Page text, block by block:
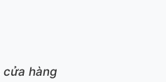
cửa hàng